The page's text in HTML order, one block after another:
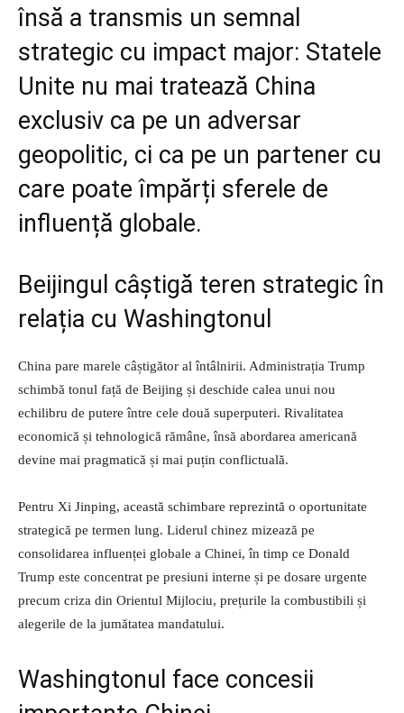
însă a transmis un semnal
strategic cu impact major: Statele
Unite nu mai tratează China
exclusiv ca pe un adversar
geopolitic, ci ca pe un partener cu
care poate împărți sferele de
influență globale.
Beijingul câștigă teren strategic în
relația cu Washingtonul
China pare marele câștigător al întâlnirii. Administrația Trump
schimbă tonul față de Beijing și deschide calea unui nou
echilibru de putere între cele două superputeri. Rivalitatea
economică și tehnologică rămâne, însă abordarea americană
devine mai pragmatică și mai puțin conflictuală.
Pentru Xi Jinping, această schimbare reprezintă o oportunitate
strategică pe termen lung. Liderul chinez mizează pe
consolidarea influenței globale a Chinei, în timp ce Donald
Trump este concentrat pe presiuni interne și pe dosare urgente
precum criza din Orientul Mijlociu, prețurile la combustibili și
alegerile de la jumătatea mandatului.
Washingtonul face concesii